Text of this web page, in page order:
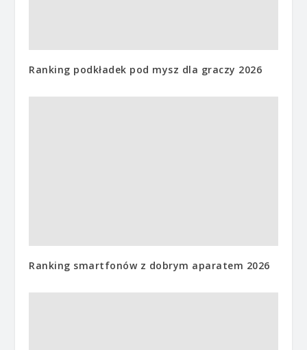
Ranking podkładek pod mysz dla graczy 2026
Ranking smartfonów z dobrym aparatem 2026